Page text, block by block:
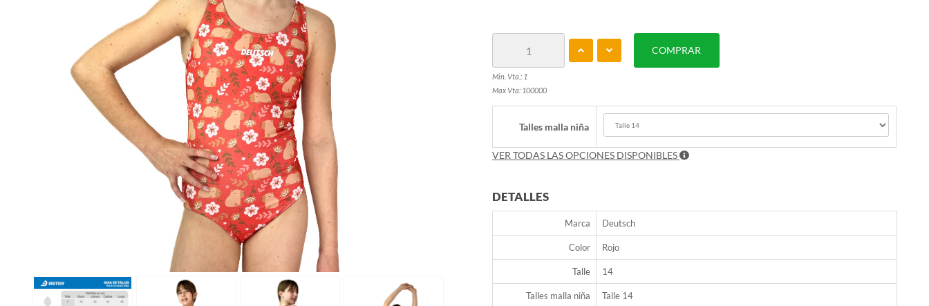
Min. Vta.: 1
Max Vta: 100000
COMPRAR
Talles malla niña
VER TODAS LAS OPCIONES DISPONIBLES
DETALLES
Marca Deutsch
Color Rojo
Talle 14
Talles malla niña Talle 14